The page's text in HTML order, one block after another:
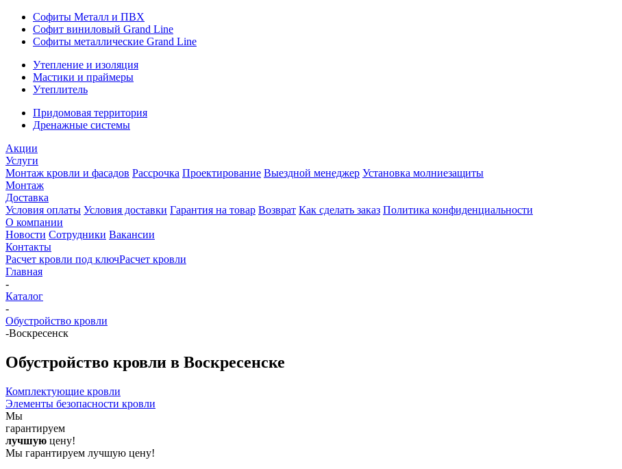
Софиты Металл и ПВХ
Софит виниловый Grand Line
Софиты металлические Grand Line
Утепление и изоляция
Мастики и праймеры
Утеплитель
Придомовая территория
Дренажные системы
Акции
Услуги
Монтаж кровли и фасадов Рассрочка Проектирование Выездной менеджер Установка молниезащиты
Монтаж
Доставка
Условия оплаты Условия доставки Гарантия на товар Возврат Как сделать заказ Политика конфиденциальности
О компании
Новости Сотрудники Вакансии
Контакты
Расчет кровли под ключРасчет кровли
Главная
-
Каталог
-
Обустройство кровли
-Воскресенск
Обустройство кровли в Воскресенске
Комплектующие кровли
Элементы безопасности кровли
Мы
гарантируем
лучшую цену!
Мы гарантируем лучшую цену!